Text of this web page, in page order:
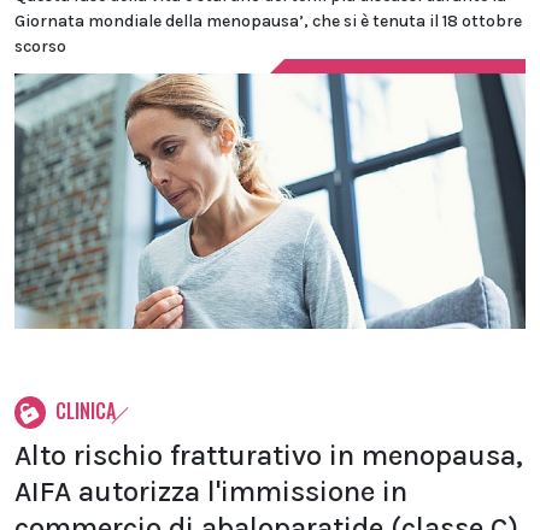
Giornata mondiale della menopausa’, che si è tenuta il 18 ottobre
scorso
CLINICA
Alto rischio fratturativo in menopausa,
AIFA autorizza l'immissione in